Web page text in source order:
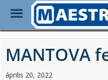
Skip
main
Toggle
Menu
MANTOVA
április 20, 2022